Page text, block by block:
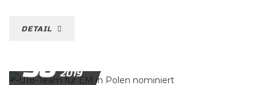
DETAIL
30 2019